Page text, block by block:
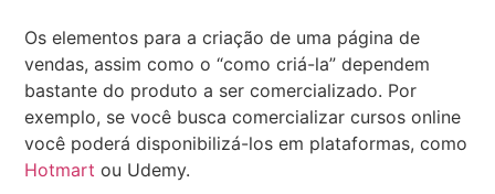
Os elementos para a criação de uma página de
vendas, assim como o “como criá-la” dependem
bastante do produto a ser comercializado. Por
exemplo, se você busca comercializar cursos online
você poderá disponibilizá-los em plataformas, como
Hotmart ou Udemy.